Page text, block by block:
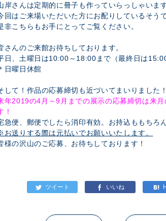
岸さんは定期的に冊子も作っていらっしゃいます
回はご来場いただいた方にお配りしているそう
非こちらもお手にとってご覧ください。
さんのご来館お待ちしております。
日、土曜日は10:00～18:00まで（最終日は
日曜日休館
して！作品の応募締切も近づいてまいりました！
年2019の4月～9月までの展示の応募締切は来月
！
急便、郵便でしたら消印有効。お持込ももちろ
送りする際は元払いでお願いいたします。
様の沢山のご応募、お待ちしております！